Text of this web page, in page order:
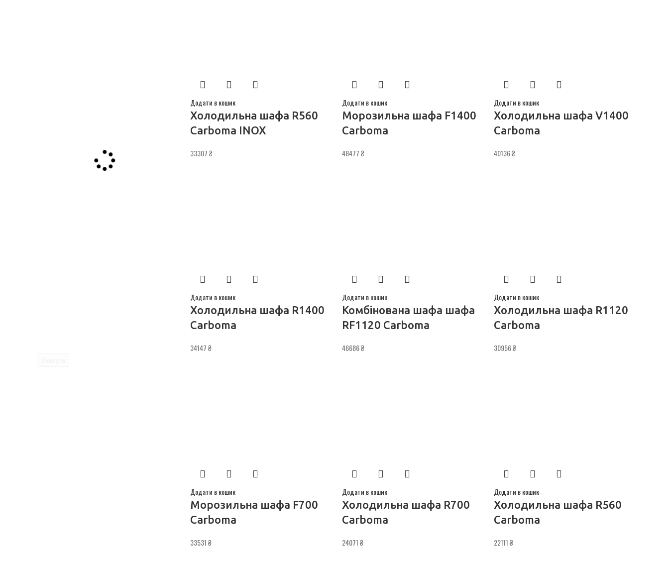
Додати в кошик
Холодильна шафа R560
Carboma INOX
33307₴
Додати в кошик
Морозильна шафа F1400
Carboma
48477₴
Додати в кошик
Холодильна шафа V1400
Carboma
40136₴
Додати в кошик
Холодильна шафа R1400
Carboma
34147₴
Додати в кошик
Комбінована шафа шафа
RF1120 Carboma
46686₴
Додати в кошик
Холодильна шафа R1120
Carboma
30956₴
Додати в кошик
Морозильна шафа F700
Carboma
33531₴
Додати в кошик
Холодильна шафа R700
Carboma
24071₴
Додати в кошик
Холодильна шафа R560
Carboma
22111₴